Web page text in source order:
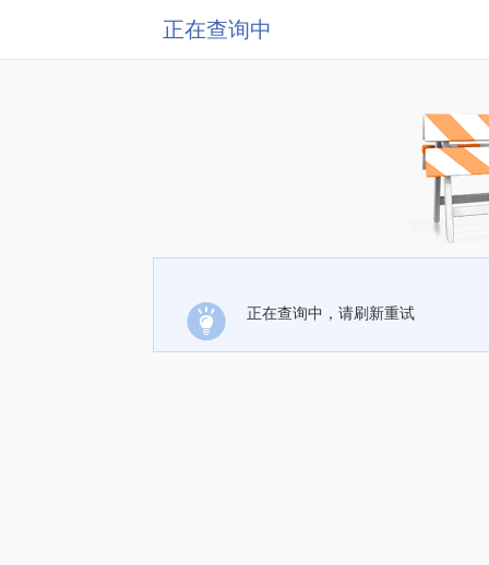
正在查询中
正在查询中，请刷新重试